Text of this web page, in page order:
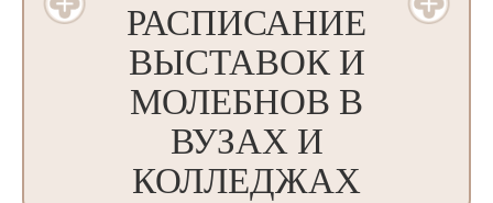
РАСПИСАНИЕ
ВЫСТАВОК И
МОЛЕБНОВ В
ВУЗАХ И
КОЛЛЕДЖАХ